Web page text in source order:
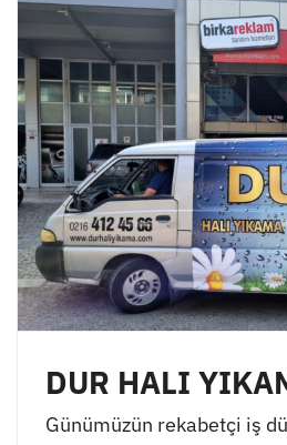
DUR HALI
Günümüzün rekabetçi iş